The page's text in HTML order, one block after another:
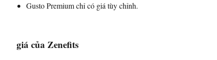
Gusto Premium chỉ có giá tùy chỉnh.
giá của Zenefits